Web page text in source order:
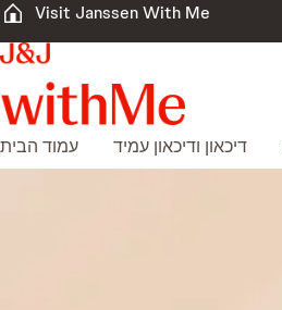
Visit Janssen With Me
עמוד הבית דיכאון ודיכאון עמיד